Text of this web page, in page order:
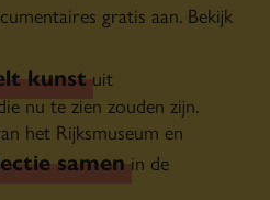
gratis aan. Bekijk
kunstuit
nu te zien zouden zijn.
het Rijksmuseum en
samenin de